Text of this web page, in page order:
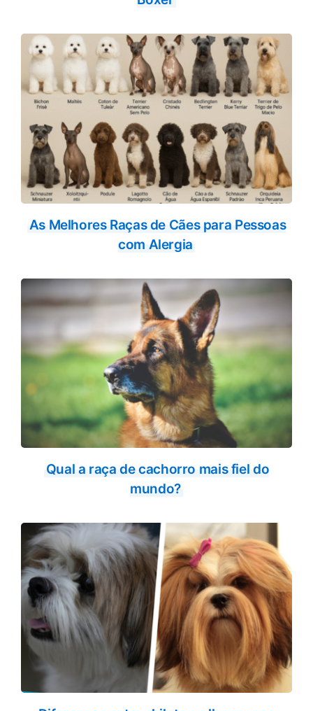
As Melhores Raças de Cães para Pessoas
com Alergia
Qual a raça de cachorro mais fiel do
mundo?